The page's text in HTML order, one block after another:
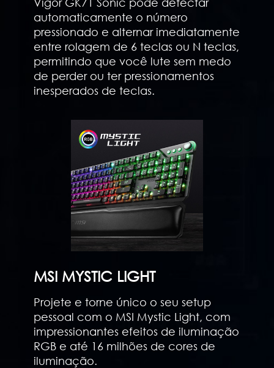
automaticamente o número
pressionado e alternar imediatamente
entre rolagem de 6 teclas ou N teclas,
permitindo que você lute sem medo
de perder ou ter pressionamentos
inesperados de teclas.
MSI MYSTIC LIGHT
Projete e torne único o seu setup
pessoal com o MSI Mystic Light, com
impressionantes efeitos de iluminação
RGB e até 16 milhões de cores de
iluminação.